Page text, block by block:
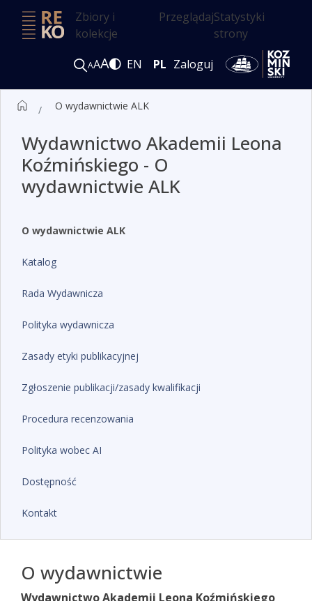
Zbiory i
kolekcje
PrzeglądajStatystyki
strony
AAA EN PL Zaloguj
O wydawnictwie ALK
Wydawnictwo Akademii Leona
Koźmińskiego - O
wydawnictwie ALK
O wydawnictwie ALK
Katalog
Rada Wydawnicza
Polityka wydawnicza
Zasady etyki publikacyjnej
Zgłoszenie publikacji/zasady kwalifikacji
Procedura recenzowania
Polityka wobec AI
Dostępność
Kontakt
O wydawnictwie
Wydawnictwo Akademii Leona Koźmińskiego